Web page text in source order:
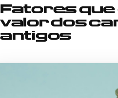
Fatores que
valor dos
antigos